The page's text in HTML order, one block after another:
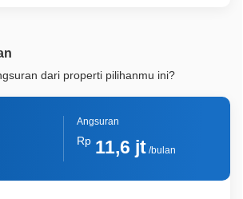
dari properti pilihanmu ini?
Angsuran
Rp 11,6 jt/bulan